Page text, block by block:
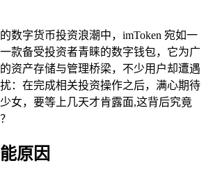
数字货币投资浪潮中，imToken 宛如一
款备受投资者青睐的数字钱包，它为广
资产存储与管理桥梁，不少用户却遭遇
：在完成相关投资操作之后，满心期待
女，要等上几天才肯露面,这背后究竟
原因